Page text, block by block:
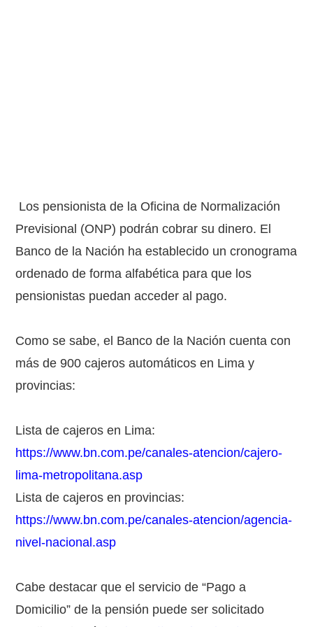
Los pensionista de la Oficina de Normalización
Previsional (ONP) podrán cobrar su dinero. El
Banco de la Nación ha establecido un cronograma
ordenado de forma alfabética para que los
pensionistas puedan acceder al pago.
Como se sabe, el Banco de la Nación cuenta con
más de 900 cajeros automáticos en Lima y
provincias:
Lista de cajeros en Lima:
https://www.bn.com.pe/canales-atencion/cajero-
lima-metropolitana.asp
Lista de cajeros en provincias:
https://www.bn.com.pe/canales-atencion/agencia-
nivel-nacional.asp
Cabe destacar que el servicio de “Pago a
Domicilio” de la pensión puede ser solicitado